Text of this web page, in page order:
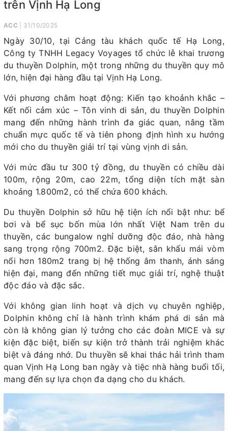
trên Vịnh Hạ Long
ACC | 31/10/2025
Ngày 30/10, tại Cảng tàu khách quốc tế Hạ Long,
Công ty TNHH Legacy Voyages tổ chức lễ khai trương
du thuyền Dolphin, một trong những du thuyền quy mô
lớn, hiện đại hàng đầu tại Vịnh Hạ Long.
Với phương châm hoạt động: Kiến tạo khoảnh khắc –
Kết nối cảm xúc – Tôn vinh di sản, du thuyền Dolphin
mang đến những hành trình đa giác quan, nâng tầm
chuẩn mực quốc tế và tiên phong định hình xu hướng
mới cho du thuyền giải trí tại vùng vịnh di sản.
Với mức đầu tư 300 tỷ đồng, du thuyền có chiều dài
100m, rộng 20m, cao 22m, tổng diện tích mặt sàn
khoảng 1.800m2, có thể chứa 600 khách.
Du thuyền Dolphin sở hữu hệ tiện ích nổi bật như: bể
bơi và bể sục bốn mùa lớn nhất Việt Nam trên du
thuyền, các bungalow nghỉ dưỡng độc đáo, nhà hàng
sang trọng rộng 700m2. Đặc biệt, sân khấu mái vòm
nổi hơn 180m2 trang bị hệ thống âm thanh, ánh sáng
hiện đại, mang đến những tiết mục giải trí, nghệ thuật
độc đáo và đặc sắc.
Với không gian linh hoạt và dịch vụ chuyên nghiệp,
Dolphin không chỉ là hành trình khám phá di sản mà
còn là không gian lý tưởng cho các đoàn MICE và sự
kiện đặc biệt, biến sự kiện trở thành trải nghiệm khác
biệt và đáng nhớ. Du thuyền sẽ khai thác hải trình tham
quan Vịnh Hạ Long ban ngày và tiệc nhà hàng buổi tối,
mang đến sự lựa chọn đa dạng cho du khách.